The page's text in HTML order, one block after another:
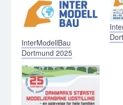
InterModellBau
Dortmund 2025